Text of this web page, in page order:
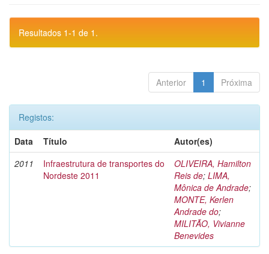
Resultados 1-1 de 1.
Anterior 1 Próxima
Registos:
Data
Título
Autor(es)
2011
Infraestrutura de transportes do
Nordeste 2011
OLIVEIRA, Hamilton
Reis de; LIMA,
Mônica de Andrade;
MONTE, Kerlen
Andrade do;
MILITÃO, Vivianne
Benevides